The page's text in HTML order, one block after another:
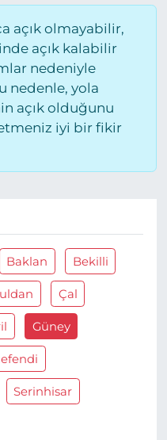
açık olmayabilir,
açık kalabilir
nedeniyle
nedenle, yola
açık olduğunu
iyi bir fikir
Baklan Bekilli
Çal
Güney
Serinhisar